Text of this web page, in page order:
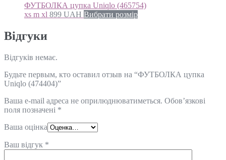
ФУТБОЛКА цупка Uniqlo (465754)
xs m xl 899 UAH Вибрати розмір
Відгуки
Відгуків немає.
Будьте первым, кто оставил отзыв на “ФУТБОЛКА цупка
Uniqlo (474404)”
Ваша e-mail адреса не оприлюднюватиметься. Обов’язкові
поля позначені *
Ваша оцінка
Ваш відгук *